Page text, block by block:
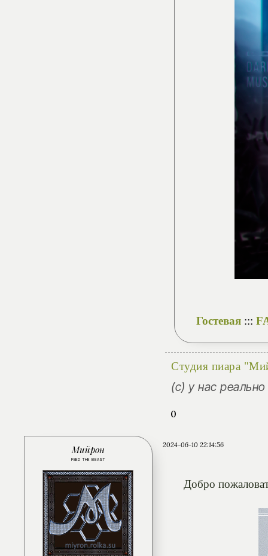
Гостевая:::
Студия пиара
(с) у нас
0
2024-06-10 22:14:56
Мийрон
FEED THE BEAST
Добро